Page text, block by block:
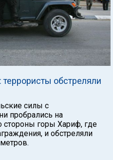
террористы обстреляли
силы с
пробрались на
стороны горы Хариф, где
и обстреляли